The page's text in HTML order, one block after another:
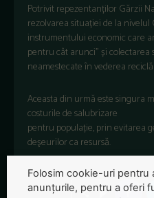
Potrivit repezentanților Gărzii
rezolvarea situației de la
instrumentului economic care
pentru cât arunci” și
neamestecate în vederea
Aceasta din urmă este singura
costurile de salubrizare
pentru populație, prin evitarea
deşeurilor ca resursă.
Folosim cookie-uri pentru
anunțurile, pentru a oferi